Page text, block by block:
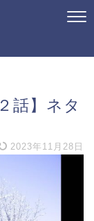
話】ネタ
2023年11月28日